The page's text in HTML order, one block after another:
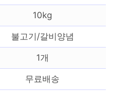
10kg
불고기/갈비양념
1개
무료배송